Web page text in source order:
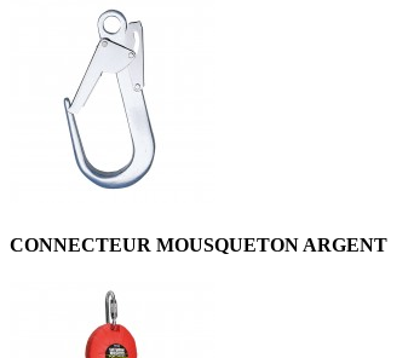
CONNECTEUR MOUSQUETON ARGENT